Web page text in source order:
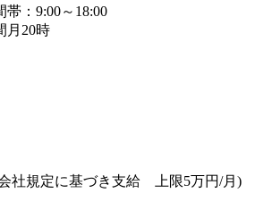
帯：9:00～18:00
月20時
社規定に基づき支給 上限5万円/月)